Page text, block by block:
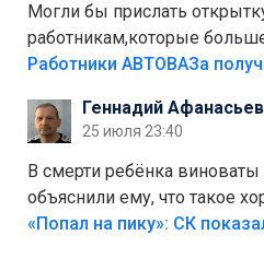
Могли бы прислать
работникам,которые
на предприятии.
Работники АВТОВАЗа
Геннадий Афанасьев
25 июля 23:40
В смерти ребёнка
объяснили ему, что такое
Лезть через такой